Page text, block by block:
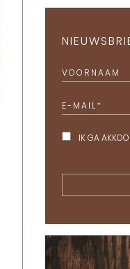
VOORNAAM
E-MAIL *
IK GA